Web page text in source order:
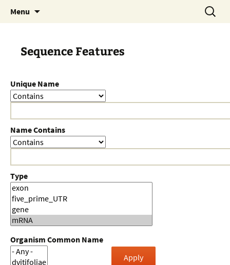
Menu
Search
for:
Sequence Features
Unique Name
Name Contains
Type
Organism Common Name